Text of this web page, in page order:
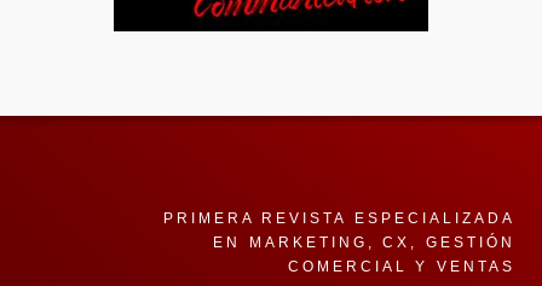
PRIMERA REVISTA ESPECIALIZADA
EN MARKETING, CX, GESTIÓN
COMERCIAL Y VENTAS